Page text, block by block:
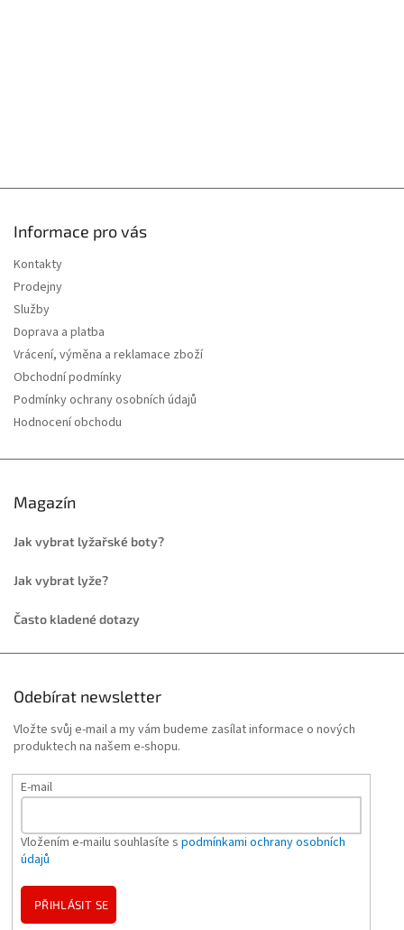
Informace pro vás
Kontakty
Prodejny
Služby
Doprava a platba
Vrácení, výměna a reklamace zboží
Obchodní podmínky
Podmínky ochrany osobních údajů
Hodnocení obchodu
Magazín
Jak vybrat lyžařské boty?
Jak vybrat lyže?
Často kladené dotazy
Odebírat newsletter
Vložte svůj e-mail a my vám budeme zasílat informace o nových
produktech na našem e-shopu.
E-mail
Vložením e-mailu souhlasíte s podmínkami ochrany osobních
údajů
PŘIHLÁSIT SE